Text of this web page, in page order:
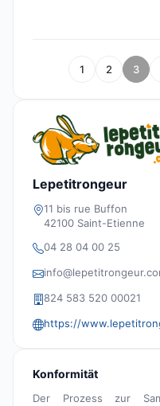
1 2 3
Lepetitrongeur
11 bis rue Buffon
42100 Saint-Etienne
04 28 04 00 25
824 583 520 00021
https://
Konformität
Der Prozess zur